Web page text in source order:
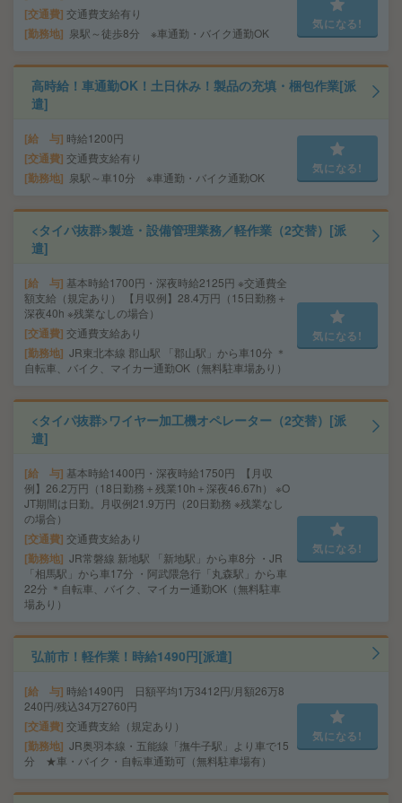
交通費 交通費支給有り
勤務地 泉駅～徒歩8分 ※車通勤・バイク通勤OK
気になる!
高時給！車通勤OK！土日休み！製品の充填・梱包作業[派
遣]
給 与 時給1200円
交通費 交通費支給有り
勤務地 泉駅～車10分 ※車通勤・バイク通勤OK
気になる!
<タイパ抜群>製造・設備管理業務／軽作業（2交替）[派
遣]
給 与 基本時給1700円・深夜時給2125円 ※交通費全
額支給（規定あり） 【月収例】28.4万円（15日勤務＋
深夜40h ※残業なしの場合）
交通費 交通費支給あり
勤務地 JR東北本線 郡山駅 「郡山駅」から車10分 ＊
自転車、バイク、マイカー通勤OK（無料駐車場あり）
気になる!
<タイパ抜群>ワイヤー加工機オペレーター（2交替）[派
遣]
給 与 基本時給1400円・深夜時給1750円 【月収
例】26.2万円（18日勤務＋残業10h＋深夜46.67h） ※O
JT期間は日勤。月収例21.9万円（20日勤務 ※残業なし
の場合）
交通費 交通費支給あり
勤務地 JR常磐線 新地駅 「新地駅」から車8分 ・JR
「相馬駅」から車17分 ・阿武隈急行「丸森駅」から車
22分 ＊自転車、バイク、マイカー通勤OK（無料駐車
場あり）
気になる!
弘前市！軽作業！時給1490円[派遣]
給 与 時給1490円 日額平均1万3412円/月額26万8
240円/残込34万2760円
交通費 交通費支給（規定あり）
勤務地 JR奥羽本線・五能線「撫牛子駅」より車で15
分 ★車・バイク・自転車通勤可（無料駐車場有）
気になる!